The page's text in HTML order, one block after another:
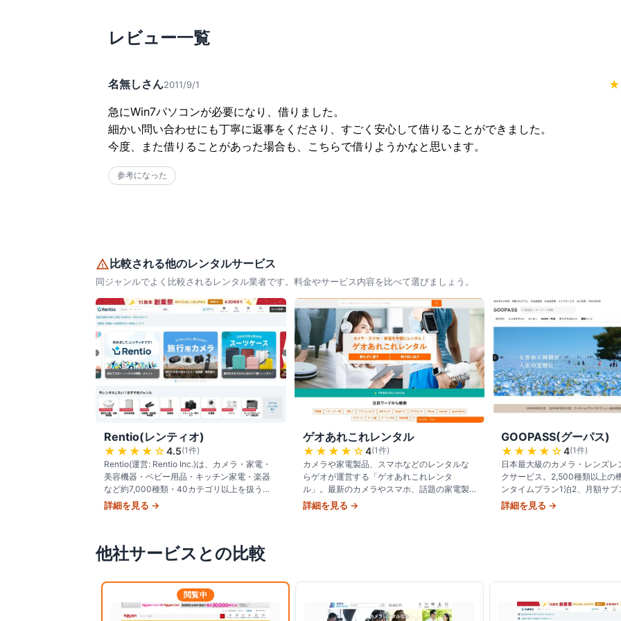
レビュー一覧
名無しさん2011/9/1
急にWin7パソコンが必要になり、借りました。
細かい問い合わせにも丁寧に返事をくださり、すごく安心して借りることができました。
今度、また借りることがあった場合も、こちらで借りようかなと思います。
参考になった
比較される他のレンタルサービス
同ジャンルでよく比較されるレンタル業者です。料金やサービス内容を比べて選びましょう。
Rentio(レンティオ)
★★★★ ☆4.5(1件)
Rentio(運営: Rentio Inc.)は、カメラ・家電・
美容機器・ベビー用品・キッチン家電・楽器
など約7,000種類・40カテゴリ以上を扱う国
内最大級のレンタル専門サービス。最短1日か
ら選べる
詳細を見る →
ゲオあれこれレンタル
★★★★ ☆4(1件)
カメラや家電製品、スマホなどのレンタルな
らゲオが運営する「ゲオあれこれレンタ
ル」。最新のカメラやスマホ、話題の家電製
品をカンタン、お得にレンタルして利用した
り試したりできます。
詳細を見る →
GOOPASS(グーパス)
★★★★ ☆4(1件)
日本最大級のカメラ・レンズレ
クサービス。2,500種類以上の
ンタイムプラン1泊2、月額サブ
SONY・Canon・Nikon・
Panasonic・
詳細を見る →
他社サービスとの比較
閲覧中